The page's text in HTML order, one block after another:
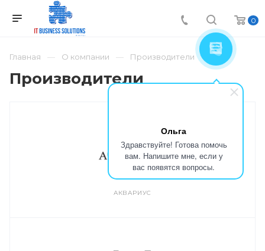
Ольга
Здравствуйте! Готова помочь
вам. Напишите мне, если у
вас появятся вопросы.
0
Главная О компании Производители
Производители
АКВАРИУС